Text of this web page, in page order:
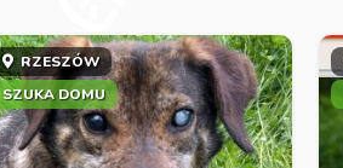
RZESZÓW
SZUKA DOMU